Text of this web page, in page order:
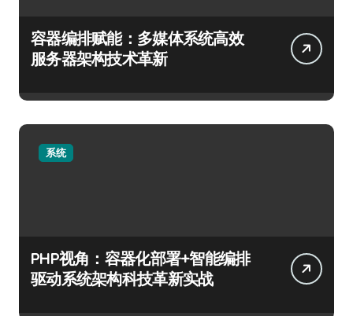
容器编排赋能：多媒体系统高效
服务器架构技术革新
系统
PHP视角：容器化部署+智能编排
驱动系统架构科技革新实战